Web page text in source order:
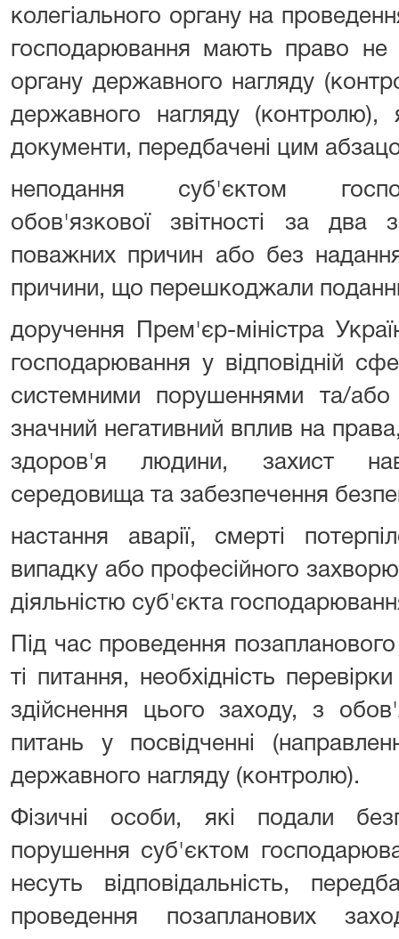
колегіального органу на
господарювання мають право не
органу державного нагляду
державного нагляду
документи, передбачені цим
неподання суб'єктом
обов'язкової звітності за два
поважних причин або без
причини, що перешкоджали
доручення Прем'єр-міністра
господарювання у відповідній
системними порушеннями та/
значний негативний вплив на
здоров'я людини, захист
середовища та забезпечення
настання аварії, смерті
випадку або професійного
діяльністю суб'єкта
Під час проведення
ті питання, необхідність
здійснення цього заходу, з
питань у посвідченні
державного нагляду (контролю).
Фізичні особи, які подали
порушення суб'єктом
несуть відповідальність,
проведення позапланових